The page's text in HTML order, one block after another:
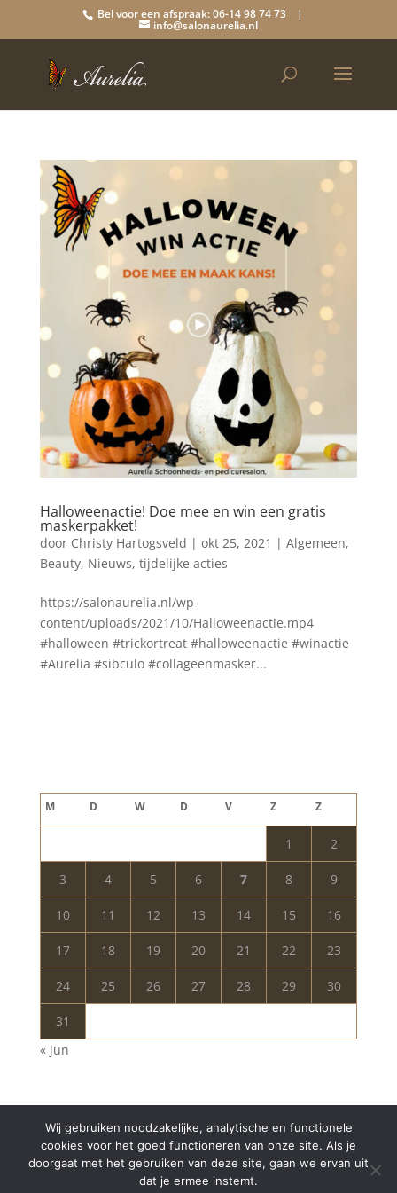
Bel voor een afspraak: 06-14 98 74 73 |
info@salonaurelia.nl
Halloweenactie! Doe mee en win een gratis
maskerpakket!
door Christy Hartogsveld | okt 25, 2021 | Algemeen,
Beauty, Nieuws, tijdelijke acties
https://salonaurelia.nl/wp-
content/uploads/2021/10/Halloweenactie.mp4
#halloween #trickortreat #halloweenactie #winactie
#Aurelia #sibculo #collageenmasker...
M D W D V Z Z
1 2
3 4 5 6 7 8 9
10 11 12 13 14 15 16
17 18 19 20 21 22 23
24 25 26 27 28 29 30
31
« jun
Wij gebruiken noodzakelijke, analytische en functionele
cookies voor het goed functioneren van onze site. Als je
doorgaat met het gebruiken van deze site, gaan we ervan uit
dat je ermee instemt.